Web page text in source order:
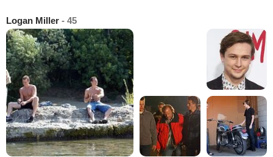
Logan Miller - 45